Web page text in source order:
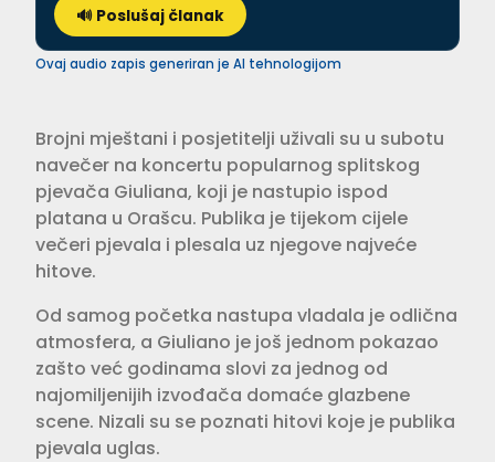
🔊 Poslušaj članak
Ovaj audio zapis generiran je AI tehnologijom
Brojni mještani i posjetitelji uživali su u subotu
navečer na koncertu popularnog splitskog
pjevača Giuliana, koji je nastupio ispod
platana u Orašcu. Publika je tijekom cijele
večeri pjevala i plesala uz njegove najveće
hitove.
Od samog početka nastupa vladala je odlična
atmosfera, a Giuliano je još jednom pokazao
zašto već godinama slovi za jednog od
najomiljenijih izvođača domaće glazbene
scene. Nizali su se poznati hitovi koje je publika
pjevala uglas.